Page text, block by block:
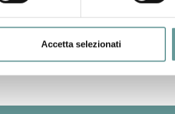
Accetta selezionati
l’Osservatorio Gravitazionale Europeo e